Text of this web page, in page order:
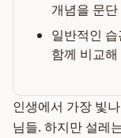
개념을 문
일반적인
함께 비교
인생에서 가장 빛
님들. 하지만 설레